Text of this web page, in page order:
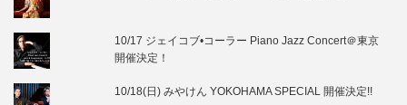
10/17 ジェイコブ•コーラー Piano Jazz Concert＠東京
開催決定！
10/18(日) みやけん YOKOHAMA SPECIAL 開催決定!!